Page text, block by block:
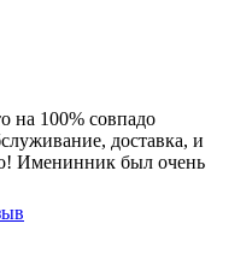
на 100% совпадо
доставка, и
Именинник был очень